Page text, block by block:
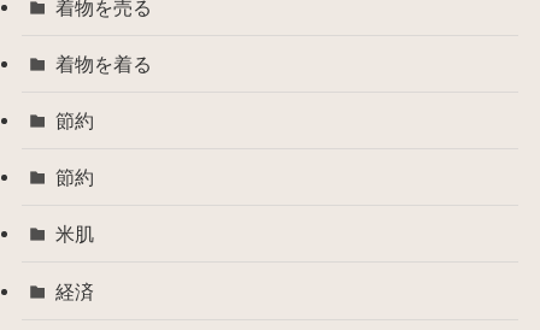
着物を売る
着物を着る
節約
節約
米肌
経済